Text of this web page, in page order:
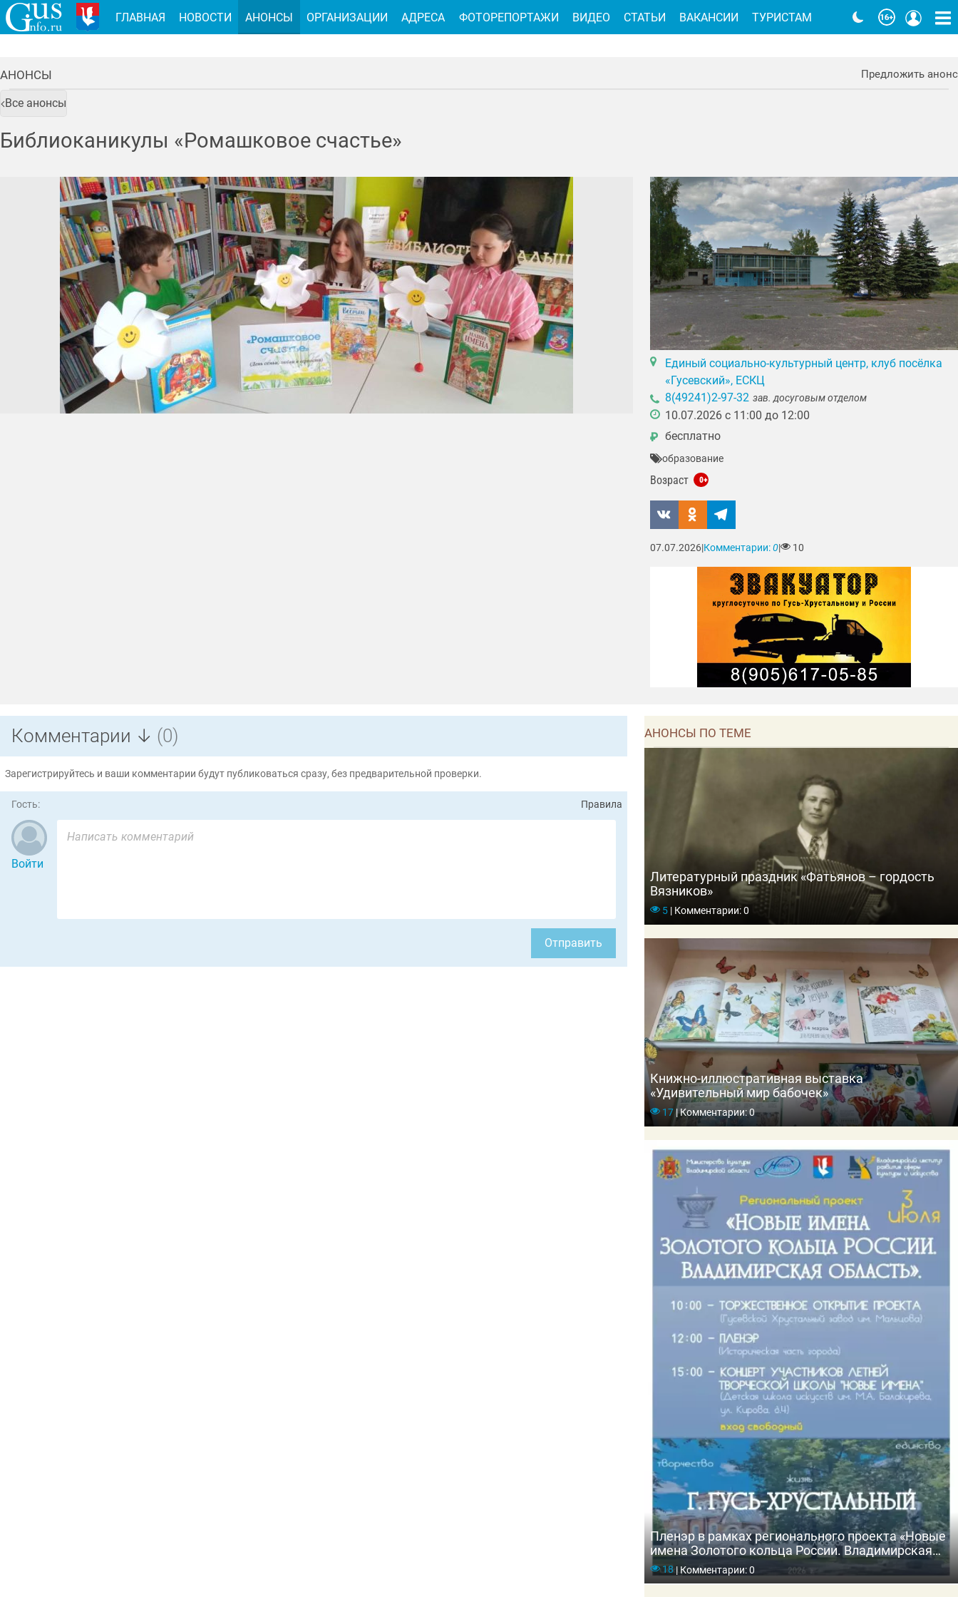
АНОНСЫ Предложить анонс
Все анонсы
Библиоканикулы «Ромашковое счастье»
Единый социально-культурный центр, клуб посёлка
«Гусевский», ЕСКЦ
8(49241)2-97-32 зав. досуговым отделом
10.07.2026 с 11:00 до 12:00
бесплатно
₽
образование
Возраст 0+
07.07.2026 Комментарии:0 10
Комментарии ↓ (0)
Зарегистрируйтесь и ваши комментарии будут публиковаться сразу, без предварительной проверки.
Гость: Правила
Войти
Отправить
АНОНСЫ ПО ТЕМЕ
Литературный праздник «Фатьянов – гордость
Вязников»
5 |Комментарии: 0
Книжно-иллюстративная выставка
«Удивительный мир бабочек»
17|Комментарии: 0
Пленэр в рамках регионального проекта «Новые
имена Золотого кольца России. Владимирская
область»
18|Комментарии: 0
ГЛАВНАЯ НОВОСТИ АНОНСЫ ОРГАНИЗАЦИИ АДРЕСА ФОТОРЕПОРТАЖИ ВИДЕО СТАТЬИ ВАКАНСИИ ТУРИСТАМ